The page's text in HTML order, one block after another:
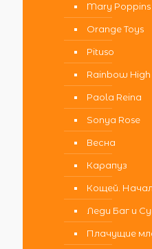
Mary Poppins
Orange Toys
Pituso
Rainbow High
Paola Reina
Sonya Rose
Весна
Карапуз
Кощей.
Леди Баг и
Плачущие